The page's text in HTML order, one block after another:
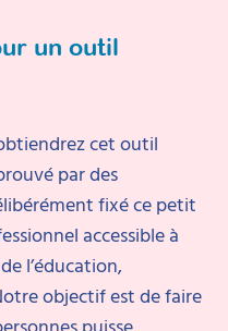
un outil
cet outil
par des
fixé ce petit
accessible à
l’éducation,
objectif est de faire